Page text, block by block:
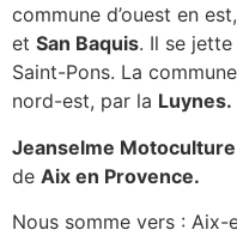
commune d’ouest en
et San Baquis. Il se jette
Saint-Pons. La
nord-est, par la Luynes.
Jeanselme Motoculture
de Aix en Provence.
Nous somme vers : Aix-